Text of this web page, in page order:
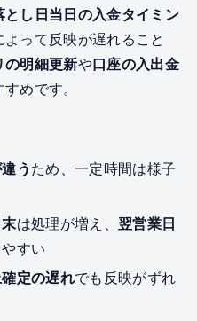
とし日当日の入金タイミン
よって反映が遅れること
の明細更新や口座の入出金
めです。
う ため、一定時間は様子
は処理が増え、 翌営業日
すい
定の遅れでも反映がずれ